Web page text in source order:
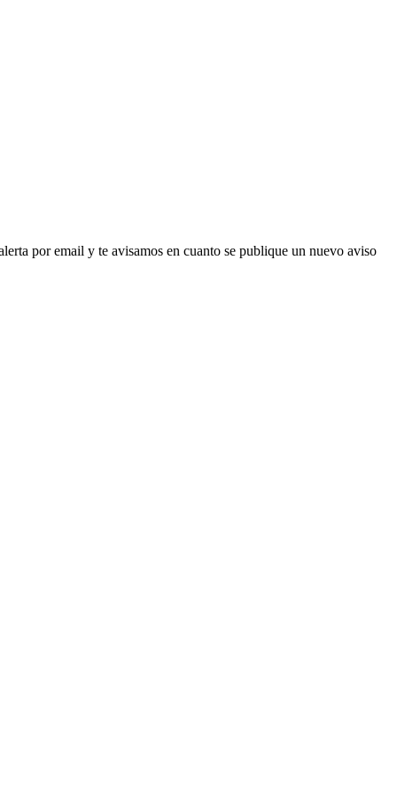
por email y te avisamos en cuanto se publique un nuevo aviso